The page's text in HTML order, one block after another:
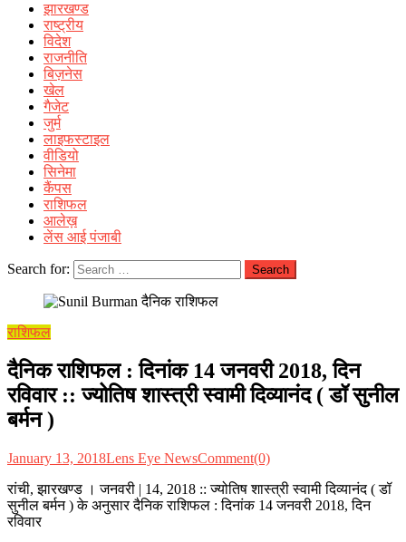
झारखण्ड
राष्ट्रीय
विदेश
राजनीति
बिज़नेस
खेल
गैजेट
जुर्म
लाइफस्टाइल
वीडियो
सिनेमा
कैंपस
राशिफल
आलेख़
लेंस आई पंजाबी
Search for:
राशिफल
दैनिक राशिफल : दिनांक 14 जनवरी 2018, दिन
रविवार :: ज्योतिष शास्त्री स्वामी दिव्यानंद ( डॉ सुनील
बर्मन )
January 13, 2018Lens Eye NewsComment(0)
रांची, झारखण्ड । जनवरी | 14, 2018 :: ज्योतिष शास्त्री स्वामी दिव्यानंद ( डॉ
सुनील बर्मन ) के अनुसार दैनिक राशिफल : दिनांक 14 जनवरी 2018, दिन
रविवार